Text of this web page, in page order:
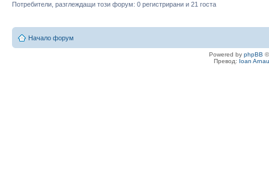
Потребители, разглеждащи този форум: 0 регистрирани и 21 госта
Начало форум
Powered by phpBB
Превод: Ioan